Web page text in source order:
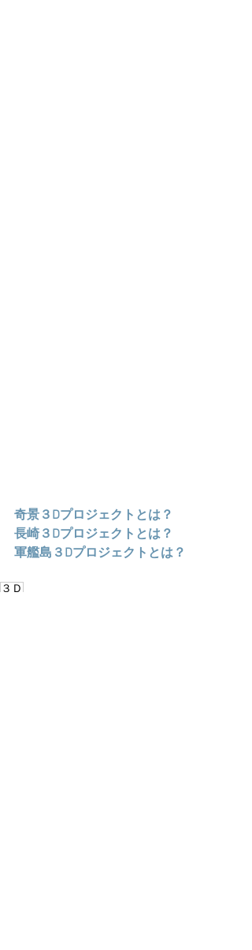
奇景３Dプロジェクトとは？
長崎３Dプロジェクトとは？
軍艦島３Dプロジェクトとは？
３Ｄ